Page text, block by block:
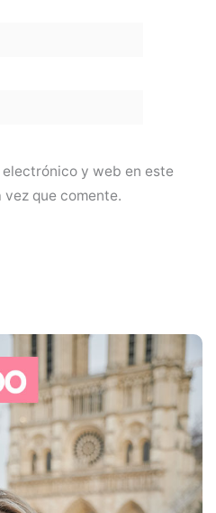
y web en este
que comente.